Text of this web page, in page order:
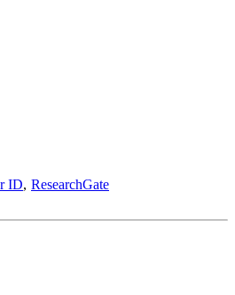
ID ResearchGate